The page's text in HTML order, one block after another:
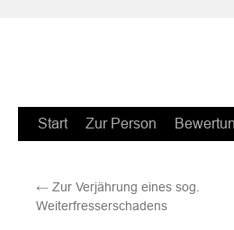
Zum
springen
Start Zur Person
← Zur Verjährung eines sog.
Weiterfresserschadens